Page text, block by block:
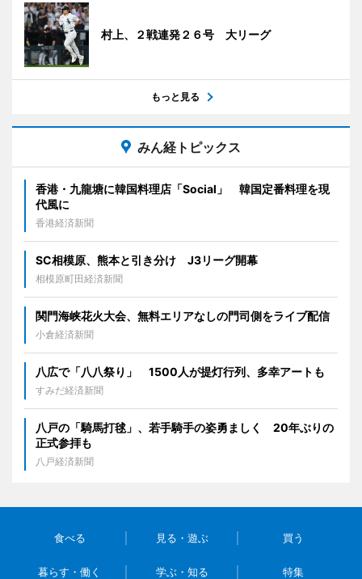
村上、２戦連発２６号 大リーグ
もっと見る
みん経トピックス
香港・九龍塘に韓国料理店「Social」 韓国定番料理を現
代風に
香港経済新聞
SC相模原、熊本と引き分け J3リーグ開幕
相模原町田経済新聞
関門海峡花火大会、無料エリアなしの門司側をライブ配信
小倉経済新聞
八広で「八八祭り」 1500人が提灯行列、多幸アートも
すみだ経済新聞
八戸の「騎馬打毬」、若手騎手の姿勇ましく 20年ぶりの
正式参拝も
八戸経済新聞
食べる 見る・遊ぶ 買う
暮らす・働く 学ぶ・知る 特集